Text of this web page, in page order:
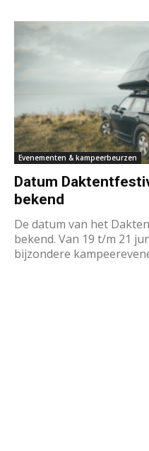
Evenementen & kampeerbeurzen
Datum
bekend
De datum van het
bekend. Van 19 t/m 21
bijzondere